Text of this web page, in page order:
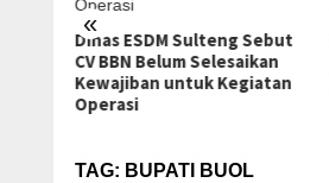
«
PT UKK Sampaikan Duka,
Janji Evaluasi Sistem K3 Usai
Insiden Karyawan di Area
Operasional
TAG: BUPATI BUOL